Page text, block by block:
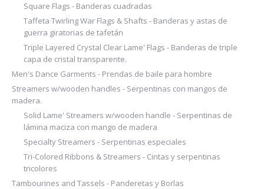
Square Flags - Banderas cuadradas
Taffeta Twirling War Flags & Shafts - Banderas y astas de
guerra giratorias de tafetán
Triple Layered Crystal Clear Lame' Flags - Banderas de triple
capa de cristal transparente.
Men's Dance Garments - Prendas de baile para hombre
Streamers w/wooden handles - Serpentinas con mangos de
madera.
Solid Lame' Streamers w/wooden handle - Serpentinas de
lámina maciza con mango de madera
Specialty Streamers - Serpentinas especiales
Tri-Colored Ribbons & Streamers - Cintas y serpentinas
tricolores
Tambourines and Tassels - Panderetas y Borlas